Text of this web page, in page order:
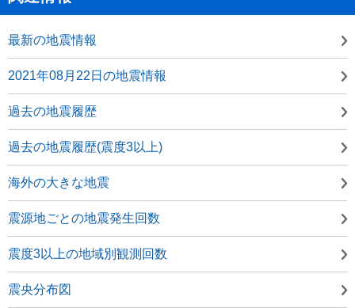
最新の地震情報
2021年08月22日の地震情報
過去の地震履歴
過去の地震履歴(震度3以上)
海外の大きな地震
震源地ごとの地震発生回数
震度3以上の地域別観測回数
震央分布図